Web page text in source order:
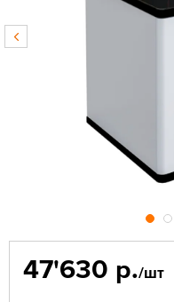
47'630 р./шт